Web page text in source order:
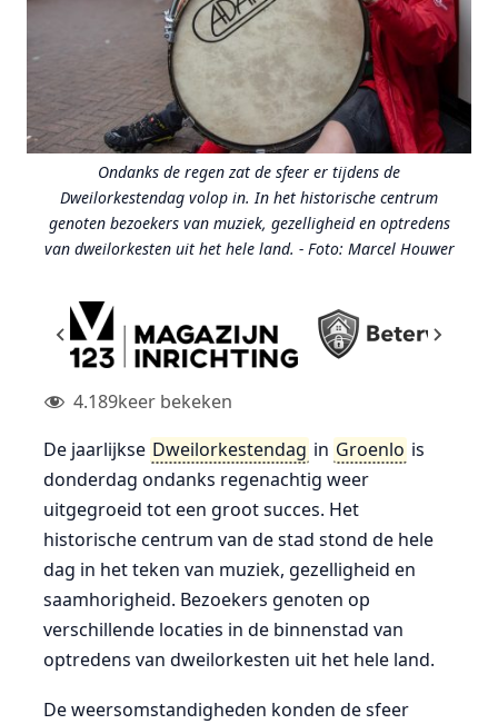
Ondanks de regen zat de sfeer er tijdens de
Dweilorkestendag volop in. In het historische centrum
genoten bezoekers van muziek, gezelligheid en optredens
van dweilorkesten uit het hele land. - Foto: Marcel Houwer
4.189keer bekeken
De jaarlijkse Dweilorkestendag in Groenlo is
donderdag ondanks regenachtig weer
uitgegroeid tot een groot succes. Het
historische centrum van de stad stond de hele
dag in het teken van muziek, gezelligheid en
saamhorigheid. Bezoekers genoten op
verschillende locaties in de binnenstad van
optredens van dweilorkesten uit het hele land.
De weersomstandigheden konden de sfeer